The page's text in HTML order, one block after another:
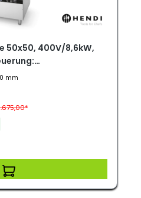
50x50, 400V/8,6kW,
mm